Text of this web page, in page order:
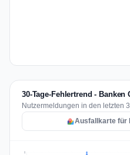
30-Tage-Fehlertrend - Banken
Nutzermeldungen in den letzten
Ausfallkarte für
2